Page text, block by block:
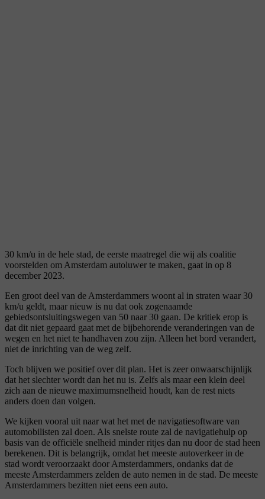
30 km/u in de hele stad, de eerste maatregel die wij als coalitie
voorstelden om Amsterdam autoluwer te maken, gaat in op 8
december 2023.
Een groot deel van de Amsterdammers woont al in straten waar 30
km/u geldt, maar nieuw is nu dat ook zogenaamde
gebiedsontsluitingswegen van 50 naar 30 gaan. De kritiek erop is
dat dit niet gepaard gaat met de bijbehorende veranderingen van de
wegen en het niet te handhaven zou zijn. Alleen het bord verandert,
niet de inrichting van de weg zelf.
Toch blijven we positief over dit plan. Het is zeer onwaarschijnlijk
dat het slechter wordt dan het nu is. Zelfs als maar een klein deel
zich aan de nieuwe maximumsnelheid houdt, kan de rest niets
anders doen dan volgen.
We kijken vooral uit naar wat het met de navigatiesoftware van
automobilisten zal doen. Als snelste route zal de navigatiehulp op
basis van de officiële snelheid minder ritjes dan nu door de stad heen
berekenen. Dit is belangrijk, omdat het meeste autoverkeer in de
stad wordt veroorzaakt door Amsterdammers, ondanks dat de
meeste Amsterdammers zelden de auto nemen in de stad. De meeste
Amsterdammers bezitten niet eens een auto.